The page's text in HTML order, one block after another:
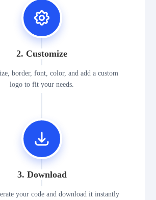
2. Customize
border, font, color, and add a custom
logo to fit your needs.
3. Download
your code and download it instantly